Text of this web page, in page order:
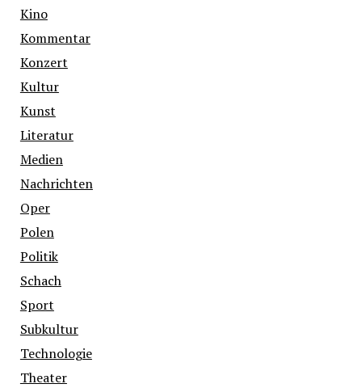
Kino
Kommentar
Konzert
Kultur
Kunst
Literatur
Medien
Nachrichten
Oper
Polen
Politik
Schach
Sport
Subkultur
Technologie
Theater